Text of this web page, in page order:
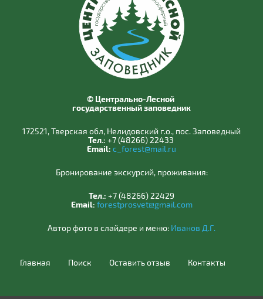
© Центрально-Лесной
государственный заповедник
172521, Тверская обл, Нелидовский г.о., пос. Заповедный
Тел.: +7 (48266) 22433
Email: c_forest@mail.ru
Бронирование экскурсий, проживания:
Тел.: +7 (48266) 22429
Email: forestprosvet@gmail.com
Автор фото в слайдере и меню: Иванов Д.Г.
Главная Поиск Оставить отзыв Контакты